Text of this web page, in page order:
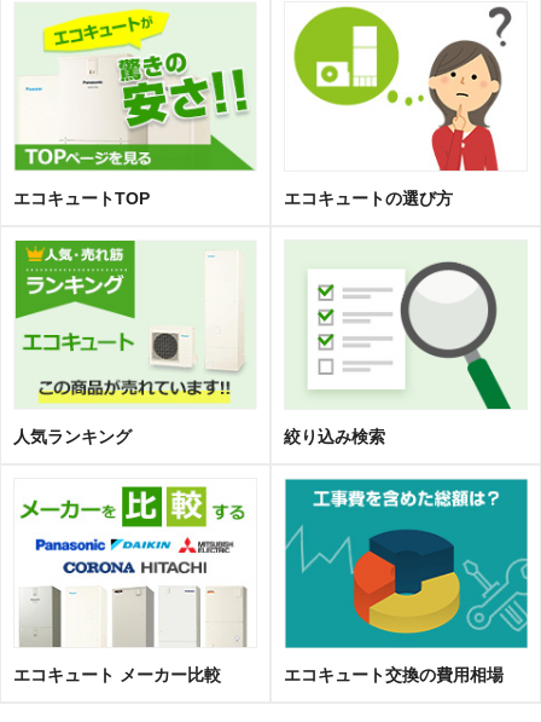
エコキュートTOP エコキュートの選び方
人気ランキング 絞り込み検索
エコキュート メーカー比較 エコキュート交換の費用相場